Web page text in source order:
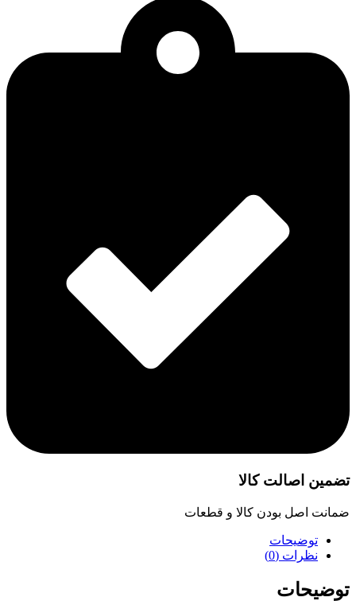
تضمین اصالت کالا
ضمانت اصل بودن کالا و قطعات
توضیحات
نظرات (0)
توضیحات